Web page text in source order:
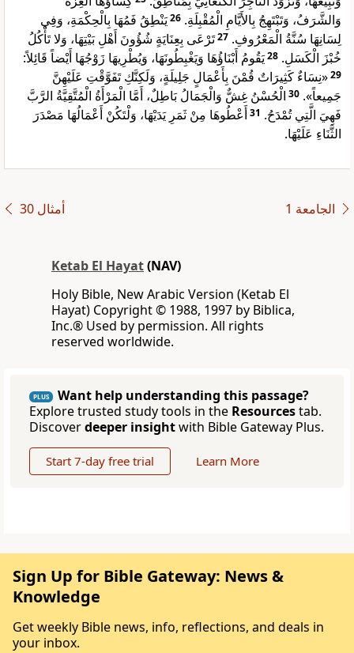
وَالشَّرَفُ، وَتَبْتَهِجُ بِالأَيَّامِ الْمُقْبِلَةِ. 26يَنْطِقُ فَمُهَا بِالْحِكْمَةِ، وَفِي
لِسَانِهَا سُنَّةُ الْمَعْرُوفِ. 27تَرْعَى بِعِنَايَةٍ شُؤُونَ أَهْلِ بَيْتِهَا، وَلا تَأْكُلُ
خُبْزَ الْكَسَلِ. 28يَقُومُ أَبْنَاؤُهَا وَيَغْبِطُونَهَا، وَيُطْرِيهَا زَوْجُهَا أَيْضاً قَائِلاً:
29«نِسَاءٌ كَثِيرَاتٌ قُمْنَ بِأَعْمَالٍ جَلِيلَةٍ، وَلَكِنَّكِ تَفَوَّقْتِ عَلَيْهِنَّ
جَمِيعاً». 30 الْحُسْنُ غِشٌّ وَالْجَمَالُ بَاطِلٌ، أَمَّا الْمَرْأَةُ الْمُتَّقِيَّةُ الرَّبَّ
فَهِيَ الَّتِي تُمْدَحُ. 31أَعْطُوهَا مِنْ ثَمَرِ يَدَيْهَا، وَلْتَكُنْ أَعْمَالُهَا مَصْدَرَ
الثَّنَاءِ عَلَيْهَا.
ﺃﻣﺜﺎﻝ 30 ﺍﻟﺠﺎﻣﻌﺔ 1
Ketab El Hayat(NAV)
Holy Bible, New Arabic Version (Ketab El
Hayat) Copyright © 1988, 1997 by Biblica,
Inc.® Used by permission. All rights
reserved worldwide.
PLUS
Want help understanding this passage?
Explore trusted study tools in the Resourcestab.
Discoverdeeper insightwith Bible Gateway Plus.
Start 7-day free trial Learn More
Sign Up for Bible Gateway: News &
Knowledge
Get weekly Bible news, info, reflections, and deals in
your inbox.